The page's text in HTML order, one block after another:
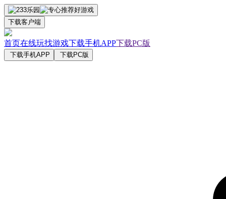
下载客户端
首页在线玩找游戏下载手机APP下载PC版
下载手机APP 下载PC版